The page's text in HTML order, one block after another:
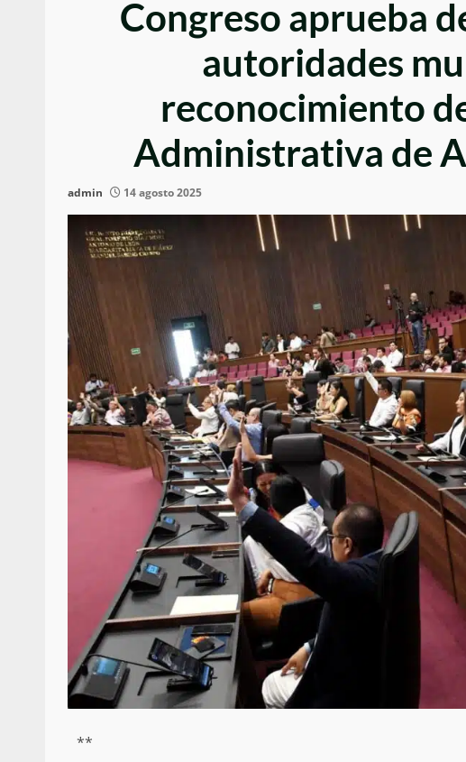
Congreso aprueba
autoridades
reconocimiento
Administrativa de
admin 14 agosto 2025
**